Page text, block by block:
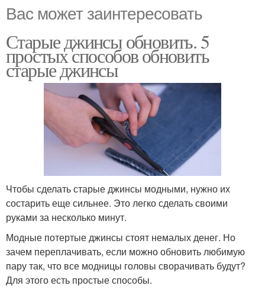
Вас может заинтересовать
Старые джинсы обновить. 5
простых способов обновить
старые джинсы
Чтобы сделать старые джинсы модными, нужно их
состарить еще сильнее. Это легко сделать своими
руками за несколько минут.
Модные потертые джинсы стоят немалых денег. Но
зачем переплачивать, если можно обновить любимую
пару так, что все модницы головы сворачивать будут?
Для этого есть простые способы.